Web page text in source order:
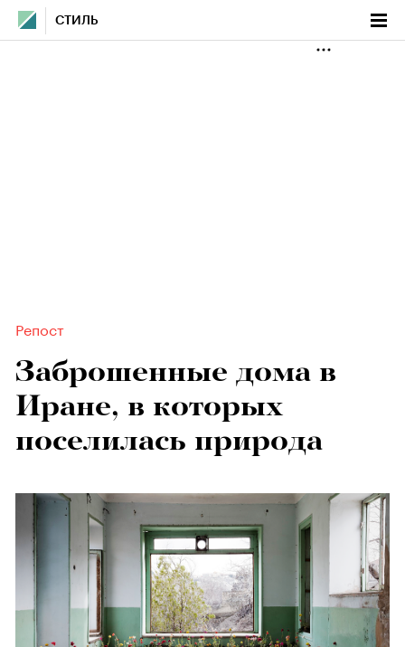
СТИЛЬ
Репост
Заброшенные дома в
Иране, в которых
поселилась природа